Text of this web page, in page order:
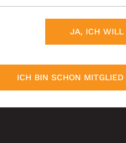
JA, ICH WILL
ICH BIN SCHON